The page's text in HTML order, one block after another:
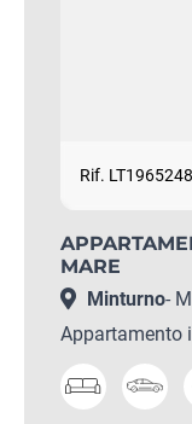
Rif.
MARE
Minturno-
Appartamento